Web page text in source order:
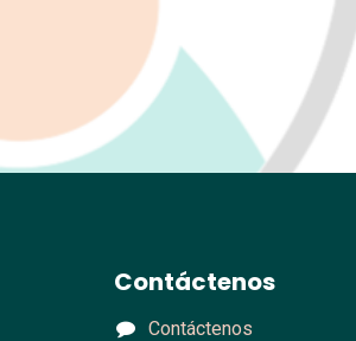
Contáctenos
Contáctenos